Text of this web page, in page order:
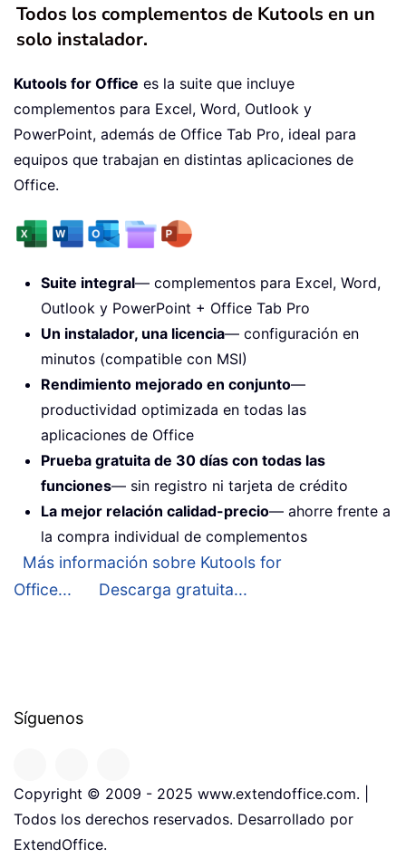
Todos los complementos de Kutools en un
solo instalador.
Kutools for Office es la suite que incluye
complementos para Excel, Word, Outlook y
PowerPoint, además de Office Tab Pro, ideal para
equipos que trabajan en distintas aplicaciones de
Office.
Suite integral— complementos para Excel, Word,
Outlook y PowerPoint + Office Tab Pro
Un instalador, una licencia— configuración en
minutos (compatible con MSI)
Rendimiento mejorado en conjunto—
productividad optimizada en todas las
aplicaciones de Office
Prueba gratuita de 30 días con todas las
funciones— sin registro ni tarjeta de crédito
La mejor relación calidad-precio— ahorre frente a
la compra individual de complementos
Más información sobre Kutools for
Office...
Descarga gratuita...
Síguenos
Copyright © 2009 - 2025 www.extendoffice.com. |
Todos los derechos reservados. Desarrollado por
ExtendOffice.